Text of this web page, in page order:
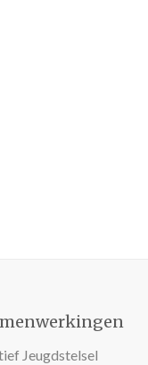
Jeugdstelsel